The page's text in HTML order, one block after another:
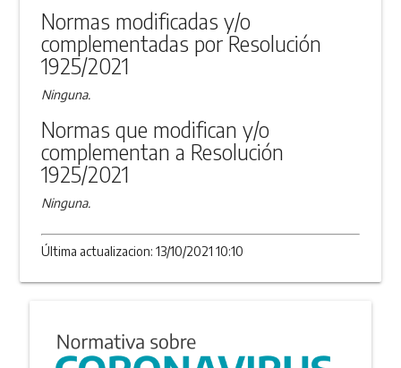
Normas modificadas y/o
complementadas por Resolución
1925/2021
Ninguna.
Normas que modifican y/o
complementan a Resolución
1925/2021
Ninguna.
Última actualizacion: 13/10/2021 10:10